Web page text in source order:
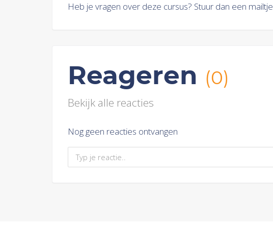
Heb je vragen over deze cursus? Stuur dan een
Reageren (0)
Bekijk alle reacties
Nog geen reacties ontvangen